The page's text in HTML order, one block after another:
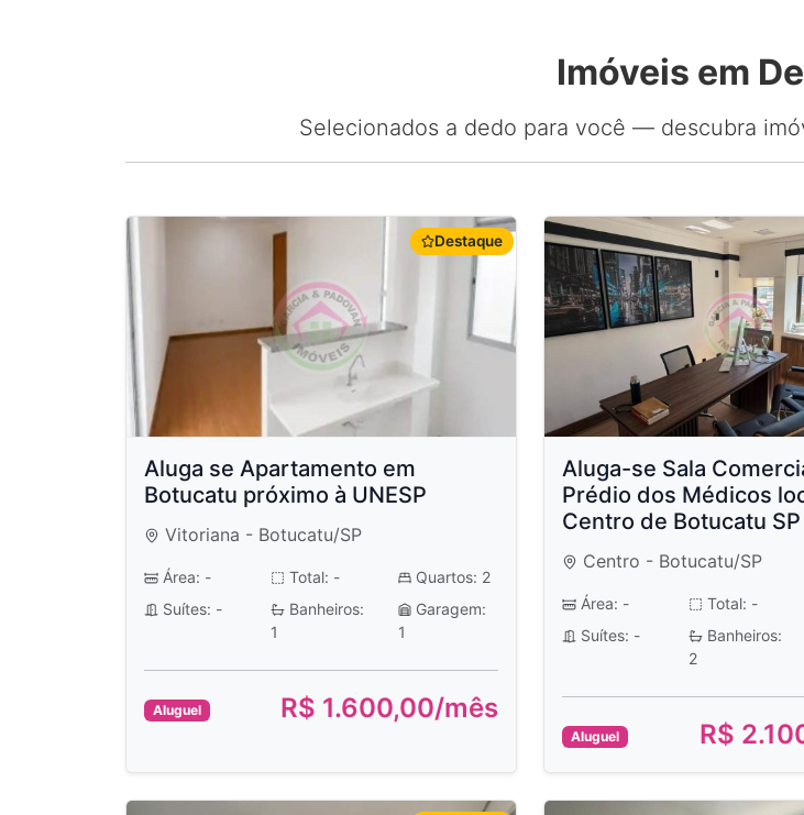
Imóveis em
Selecionados a dedo para você — descubra
Destaque
Aluga se Apartamento em
Botucatu próximo à UNESP
Vitoriana - Botucatu/SP
Área: - Total: -
Quartos: 2
Suítes: -
Banheiros:
1
Garagem:
1
Aluguel R$ 1.600,00/mês
Aluga-se Sala
Prédio dos Médicos
Centro de Botucatu SP
Centro - Botucatu/SP
Área: - Total: -
Suítes: -
Banheiros:
2
Aluguel R$